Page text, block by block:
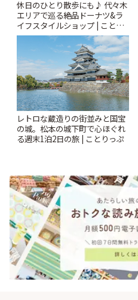
休日のひとり散歩にも♪ 代々木
エリアで巡る絶品ドーナツ&ラ
イフスタイルショップ | ことり
っぷ
レトロな蔵造りの街並みと国宝
の城。松本の城下町で心ほぐれ
る週末1泊2日の旅 | ことりっぷ